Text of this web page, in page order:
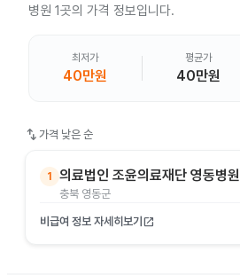
병원 1곳의 가격 정보입니다.
최저가
40만원
평균가
40만원
swap_vert 가격 낮은 순
1 의료법인 조윤의료재단 영동병원
충북 영동군
비급여 정보 자세히보기 open_in_new